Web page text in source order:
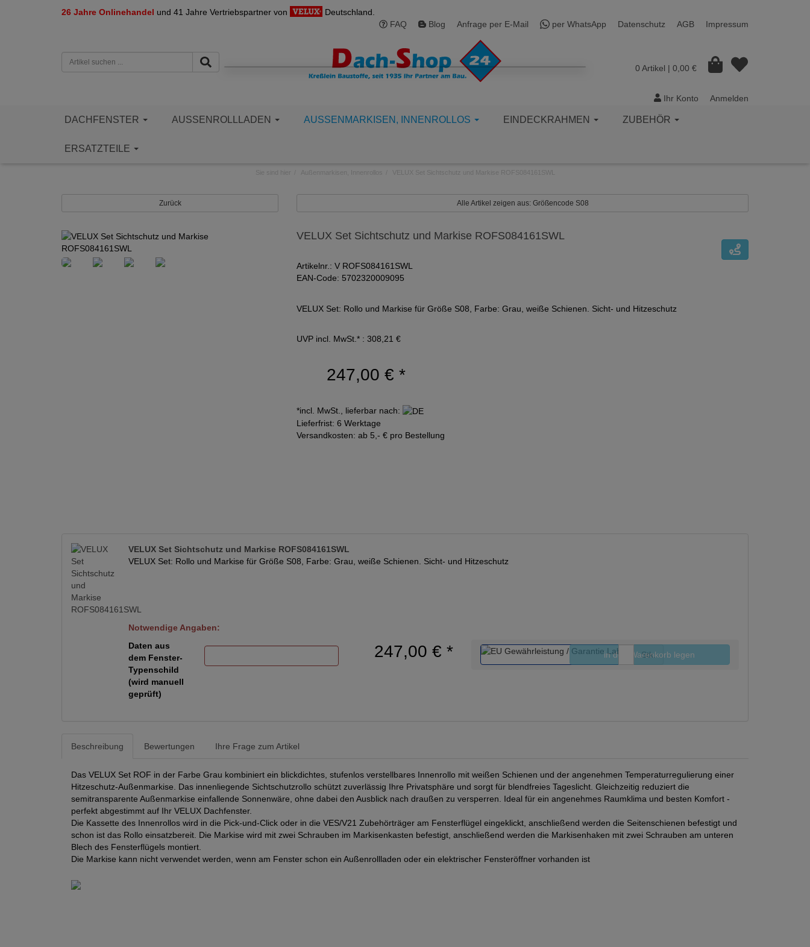
26 Jahre Onlinehandel und 41 Jahre Vertriebspartner von
Deutschland.
FAQ
Blog Anfrage per E-Mail per WhatsApp Datenschutz AGB Impressum
0 Artikel | 0,00 €
Ihr Konto Anmelden
DACHFENSTER AUSSENROLLLADEN AUSSENMARKISEN, INNENROLLOS EINDECKRAHMEN ZUBEHÖR
ERSATZTEILE
Sie sind hier Außenmarkisen, Innenrollos VELUX Set Sichtschutz und Markise ROFS084161SWL
Zurück Alle Artikel zeigen aus: Größencode S08
VELUX Set Sichtschutz und Markise ROFS084161SWL
Artikelnr.: V ROFS084161SWL
EAN-Code: 5702320009095
VELUX Set: Rollo und Markise für Größe S08, Farbe: Grau, weiße Schienen. Sicht- und Hitzeschutz
UVP incl. MwSt.* : 308,21 €
247,00 € *
*incl. MwSt., lieferbar nach:
Lieferfrist: 6 Werktage
Versandkosten: ab 5,- € pro Bestellung
VELUX Set Sichtschutz und Markise ROFS084161SWL
VELUX Set: Rollo und Markise für Größe S08, Farbe: Grau, weiße Schienen. Sicht- und Hitzeschutz
Notwendige Angaben:
Daten aus
dem Fenster-
Typenschild
(wird manuell
geprüft)
247,00 € * Stk.
in den Warenkorb legen
Beschreibung Bewertungen Ihre Frage zum Artikel
Das VELUX Set ROF in der Farbe Grau kombiniert ein blickdichtes, stufenlos verstellbares Innenrollo mit weißen Schienen und der angenehmen Temperaturregulierung einer
Hitzeschutz-Außenmarkise. Das innenliegende Sichtschutzrollo schützt zuverlässig Ihre Privatsphäre und sorgt für blendfreies Tageslicht. Gleichzeitig reduziert die
semitransparente Außenmarkise einfallende Sonnenwäre, ohne dabei den Ausblick nach draußen zu versperren. Ideal für ein angenehmes Raumklima und besten Komfort -
perfekt abgestimmt auf Ihr VELUX Dachfenster.
Die Kassette des Innenrollos wird in die Pick-und-Click oder in die VES/V21 Zubehörträger am Fensterflügel eingeklickt, anschließend werden die Seitenschienen befestigt und
schon ist das Rollo einsatzbereit. Die Markise wird mit zwei Schrauben im Markisenkasten befestigt, anschließend werden die Markisenhaken mit zwei Schrauben am unteren
Blech des Fensterflügels montiert.
Die Markise kann nicht verwendet werden, wenn am Fenster schon ein Außenrollladen oder ein elektrischer Fensteröffner vorhanden ist